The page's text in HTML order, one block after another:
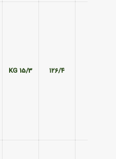
۱۲۶/۴ 15/3 KG